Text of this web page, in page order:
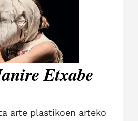
Etxabe
Etxabe
arte plastikoen arteko